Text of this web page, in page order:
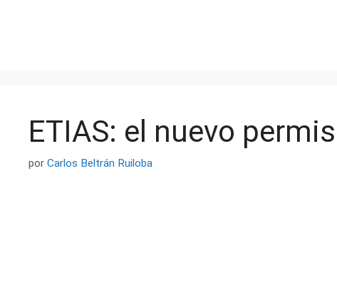
ETIAS: el nuevo
por Carlos Beltrán Ruiloba